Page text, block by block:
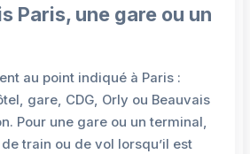
Paris, une gare ou un
au point indiqué à Paris :
gare, CDG, Orly ou Beauvais
Pour une gare ou un terminal,
train ou de vol lorsqu’il est